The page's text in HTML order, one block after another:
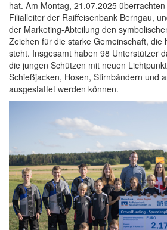
hat. Am Montag, 21.07.2025
Filialleiter der Raiffeisenbank Berngau,
der Marketing-Abteilung den
Zeichen für die starke Gemeinschaft, die
steht. Insgesamt haben 98 Unterstützer
die jungen Schützen mit neuen
Schießjacken, Hosen, Stirnbändern und
ausgestattet werden können.